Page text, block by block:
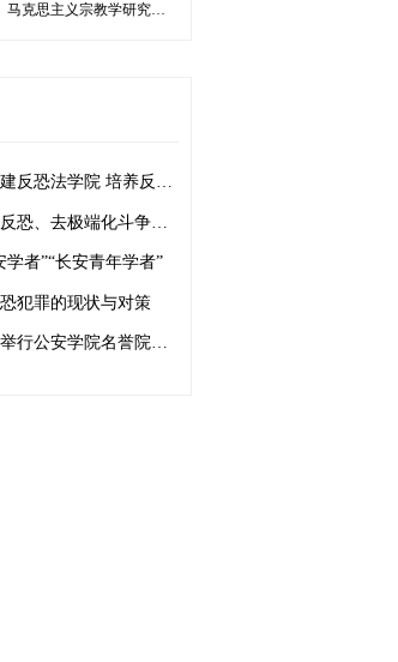
马克思主义宗教学研究中心赴内蒙古宗教工作研究会调研座谈
西北政法大学将组建反恐法学院 培养反恐法治人才
我校举行《新疆的反恐、去极端化斗争与人权保障》白皮书学习座谈会
者”“长安青年学者”
犯罪的现状与对策
西北政法大学隆重举行公安学院名誉院长、客座教授聘任仪式